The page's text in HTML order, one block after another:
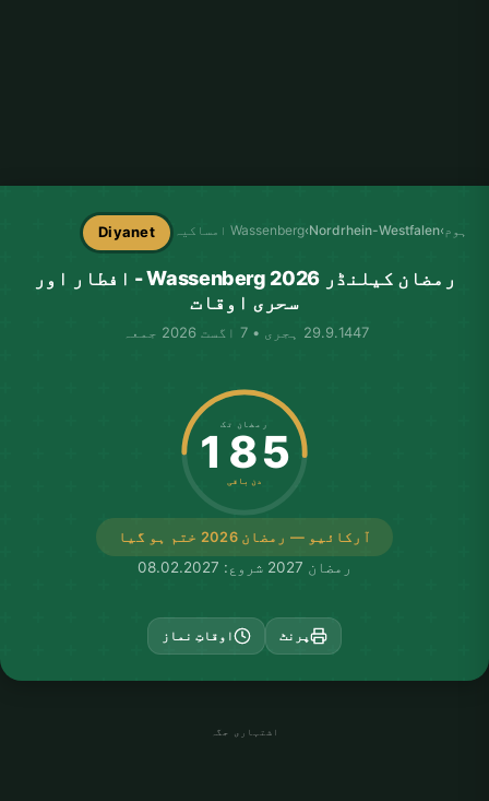
ہوم ›
Nordrhein-Westfalen
›Wassenberg امساکیہ Diyanet
رمضان کیلنڈر Wassenberg 2026 - افطار اور
سحری اوقات
29.9.1447 ہجری • 7 اگست 2026 جمعہ
آرکائیو — رمضان 2026 ختم ہو گیا
رمضان تک
185
دن باقی
رمضان 2027 شروع: 08.02.2027
پرنٹ اوقاتِ نماز
اشتہاری جگہ